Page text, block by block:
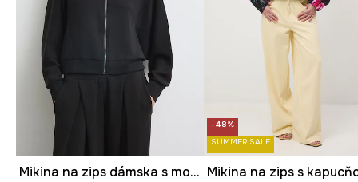
Mikina na zips dámska s modalom hladká
-48%
SUMMER SALE